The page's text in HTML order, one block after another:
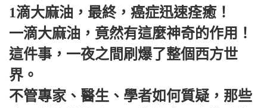
1滴大麻油，最終，癌症迅速痊癒！
一滴大麻油，竟然有這麼神奇的作用！
這件事，一夜之間刷爆了整個西方世
界。
不管專家、醫生、學者如何質疑，那些